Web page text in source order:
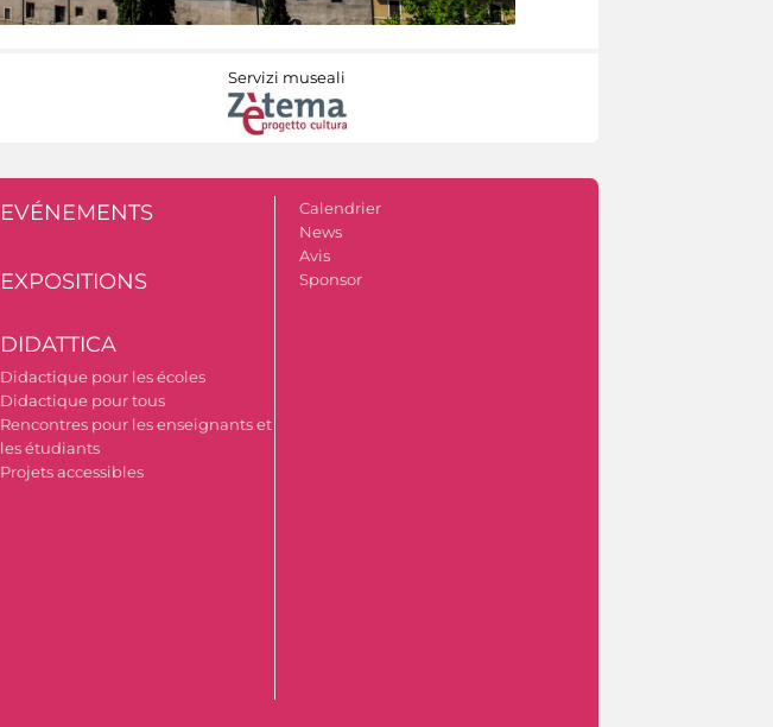
Servizi museali
EVÉNEMENTS
EXPOSITIONS
DIDATTICA
Didactique pour les écoles
Didactique pour tous
Rencontres pour les enseignants et
les étudiants
Projets accessibles
Calendrier
News
Avis
Sponsor